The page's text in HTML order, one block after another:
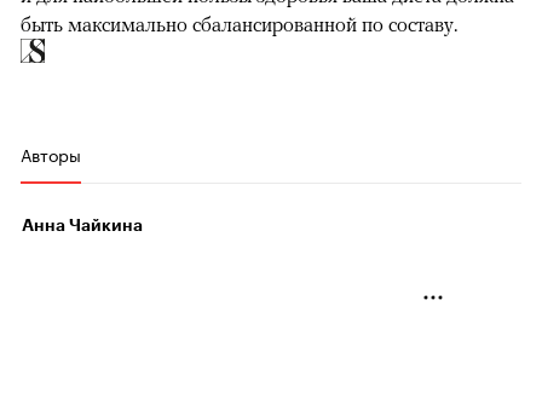
быть максимально сбалансированной по составу.
Авторы
Анна Чайкина